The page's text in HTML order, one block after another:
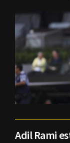
Adil Rami